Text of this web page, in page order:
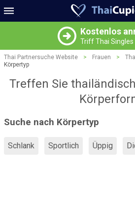
Kostenlos
Triff Thai Singles
Thai Partnersuche Website > Frauen >
Körpertyp
Treffen Sie
Suche nach Körpertyp
Schlank Sportlich Üppig